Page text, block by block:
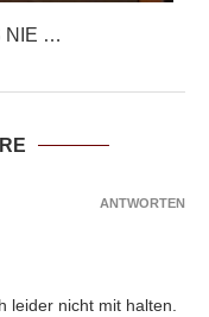
NIE …
leider nicht mit halten.
ANTWORTEN